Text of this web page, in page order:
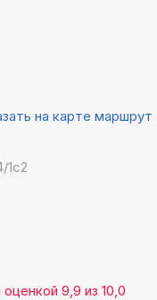
на карте маршрут
1с2
9,9 из 10,0